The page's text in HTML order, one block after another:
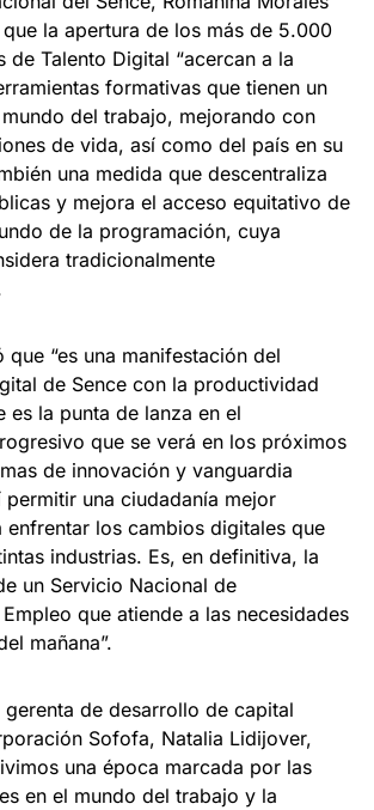
la apertura de los más de 5.000
de Talento Digital “acercan a la
formativas que tienen un
del trabajo, mejorando con
de vida, así como del país en su
una medida que descentraliza
y mejora el acceso equitativo de
de la programación, cuya
tradicionalmente
que “es una manifestación del
de Sence con la productividad
es la punta de lanza en el
que se verá en los próximos
de innovación y vanguardia
una ciudadanía mejor
enfrentar los cambios digitales que
industrias. Es, en definitiva, la
un Servicio Nacional de
que atiende a las necesidades
mañana”.
gerenta de desarrollo de capital
Sofofa, Natalia Lidijover,
una época marcada por las
en el mundo del trabajo y la